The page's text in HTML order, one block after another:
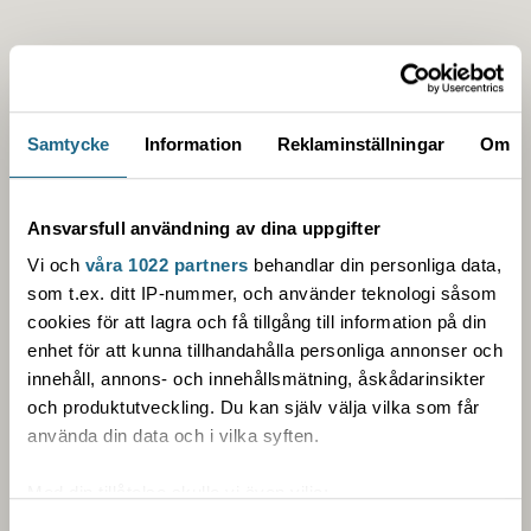
Samtycke Information Reklaminställningar Om
Ansvarsfull användning av dina uppgifter
Vi och våra 1022 partners behandlar din personliga data,
som t.ex. ditt IP-nummer, och använder teknologi såsom
cookies för att lagra och få tillgång till information på din
enhet för att kunna tillhandahålla personliga annonser och
innehåll, annons- och innehållsmätning, åskådarinsikter
och produktutveckling. Du kan själv välja vilka som får
använda din data och i vilka syften.